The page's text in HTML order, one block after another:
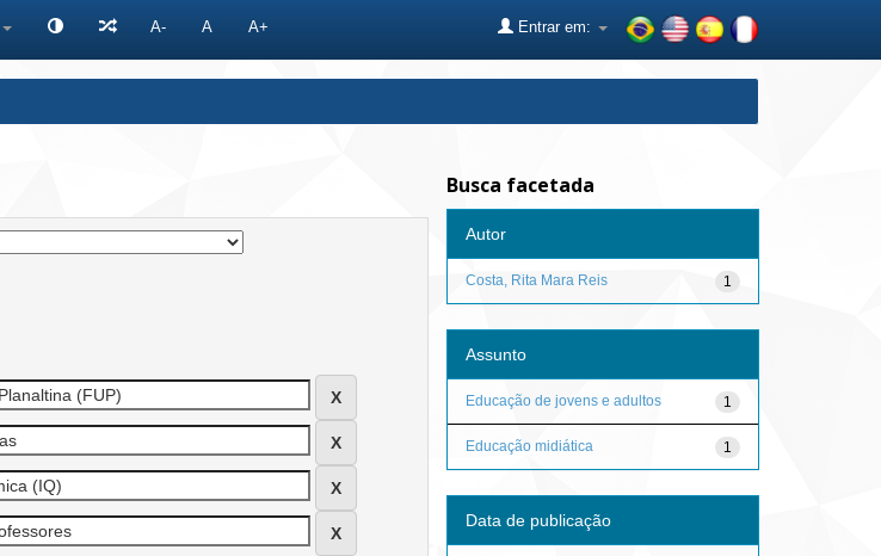
A- A A+ Entrar em:
Busca facetada
Autor
1
Costa, Rita Mara Reis
Assunto
1
Educação de jovens e adultos
1
Educação midiática
Data de publicação